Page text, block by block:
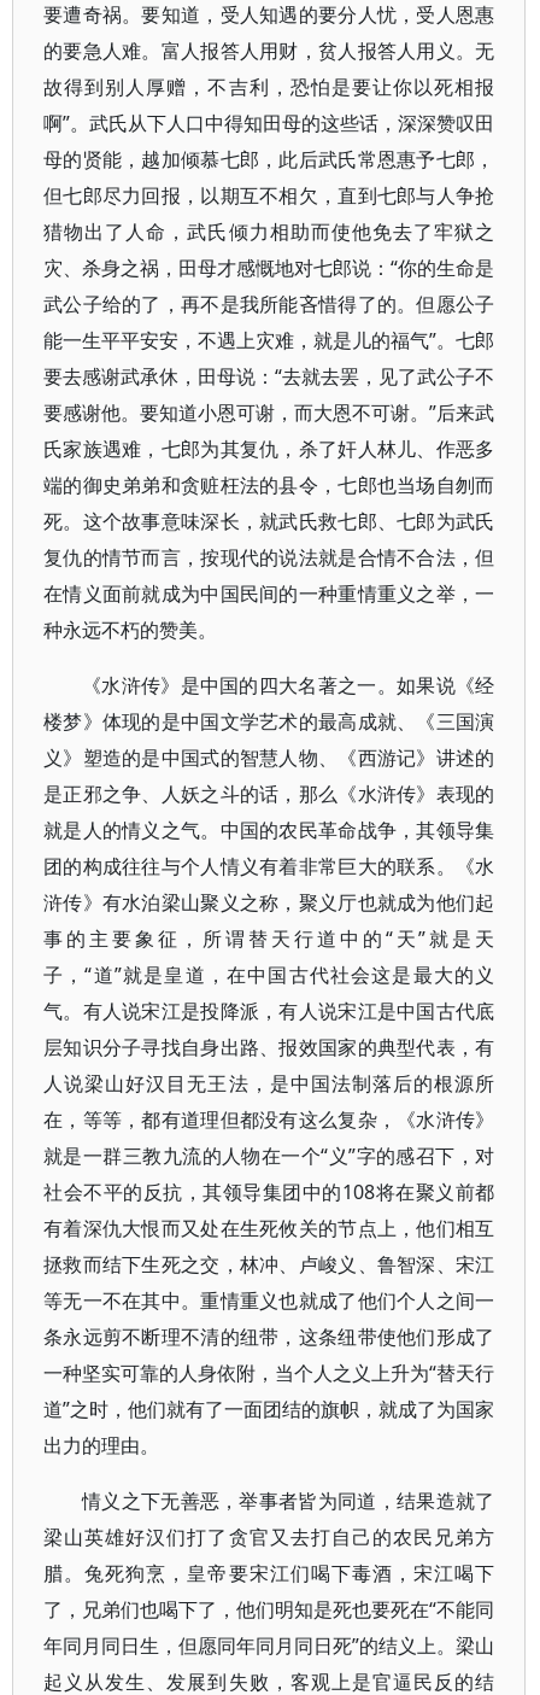
要遭奇祸。要知道，受人知遇的要分人忧，受人恩惠
的要急人难。富人报答人用财，贫人报答人用义。无
故得到别人厚赠，不吉利，恐怕是要让你以死相报
啊”。武氏从下人口中得知田母的这些话，深深赞叹田
母的贤能，越加倾慕七郎，此后武氏常恩惠予七郎，
但七郎尽力回报，以期互不相欠，直到七郎与人争抢
猎物出了人命，武氏倾力相助而使他免去了牢狱之
灾、杀身之祸，田母才感慨地对七郎说：“你的生命是
武公子给的了，再不是我所能吝惜得了的。但愿公子
能一生平平安安，不遇上灾难，就是儿的福气”。七郎
要去感谢武承休，田母说：“去就去罢，见了武公子不
要感谢他。要知道小恩可谢，而大恩不可谢。”后来武
氏家族遇难，七郎为其复仇，杀了奸人林儿、作恶多
端的御史弟弟和贪赃枉法的县令，七郎也当场自刎而
死。这个故事意味深长，就武氏救七郎、七郎为武氏
复仇的情节而言，按现代的说法就是合情不合法，但
在情义面前就成为中国民间的一种重情重义之举，一
种永远不朽的赞美。
《水浒传》是中国的四大名著之一。如果说《经
楼梦》体现的是中国文学艺术的最高成就、《三国演
义》塑造的是中国式的智慧人物、《西游记》讲述的
是正邪之争、人妖之斗的话，那么《水浒传》表现的
就是人的情义之气。中国的农民革命战争，其领导集
团的构成往往与个人情义有着非常巨大的联系。《水
浒传》有水泊梁山聚义之称，聚义厅也就成为他们起
事的主要象征，所谓替天行道中的“天”就是天
子，“道”就是皇道，在中国古代社会这是最大的义
气。有人说宋江是投降派，有人说宋江是中国古代底
层知识分子寻找自身出路、报效国家的典型代表，有
人说梁山好汉目无王法，是中国法制落后的根源所
在，等等，都有道理但都没有这么复杂，《水浒传》
就是一群三教九流的人物在一个“义”字的感召下，对
社会不平的反抗，其领导集团中的108将在聚义前都
有着深仇大恨而又处在生死攸关的节点上，他们相互
拯救而结下生死之交，林冲、卢峻义、鲁智深、宋江
等无一不在其中。重情重义也就成了他们个人之间一
条永远剪不断理不清的纽带，这条纽带使他们形成了
一种坚实可靠的人身依附，当个人之义上升为“替天行
道”之时，他们就有了一面团结的旗帜，就成了为国家
出力的理由。
情义之下无善恶，举事者皆为同道，结果造就了
梁山英雄好汉们打了贪官又去打自己的农民兄弟方
腊。兔死狗烹，皇帝要宋江们喝下毒酒，宋江喝下
了，兄弟们也喝下了，他们明知是死也要死在“不能同
年同月同日生，但愿同年同月同日死”的结义上。梁山
起义从发生、发展到失败，客观上是官逼民反的结